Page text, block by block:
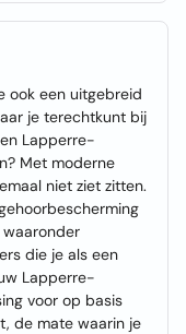
ook een uitgebreid
je terechtkunt bij
Lapperre-
Met moderne
niet ziet zitten.
waaronder
die je als een
Lapperre-
voor op basis
de mate waarin je